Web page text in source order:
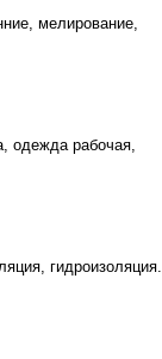
мелирование,
одежда рабочая,
гидроизоляция.